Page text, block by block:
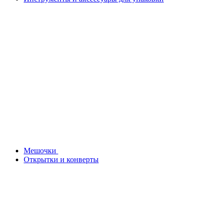
Мешочки
Открытки и конверты